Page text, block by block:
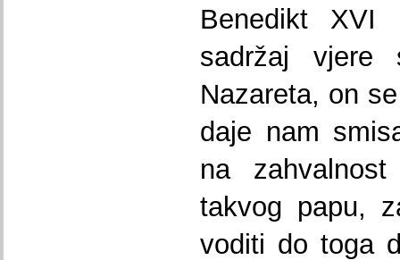
Benedikt
sadržaj
Nazareta, on
daje nam
na
takvog papu,
voditi do toga